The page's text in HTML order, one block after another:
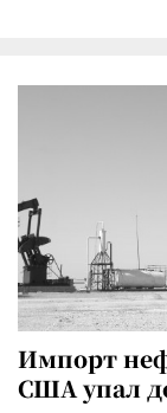
Импорт
США упал